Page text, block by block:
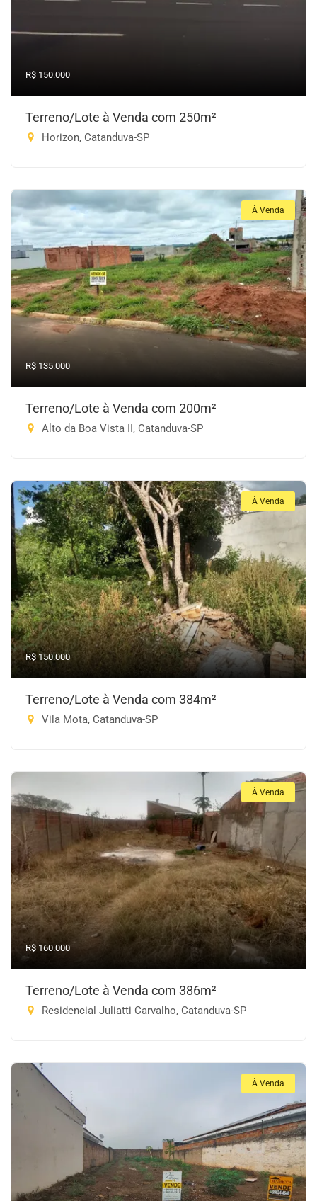
R$ 150.000
Terreno/Lote à Venda com 250m²
Horizon, Catanduva-SP
À Venda
R$ 135.000
Terreno/Lote à Venda com 200m²
Alto da Boa Vista II, Catanduva-SP
À Venda
R$ 150.000
Terreno/Lote à Venda com 384m²
Vila Mota, Catanduva-SP
À Venda
R$ 160.000
Terreno/Lote à Venda com 386m²
Residencial Juliatti Carvalho, Catanduva-SP
À Venda